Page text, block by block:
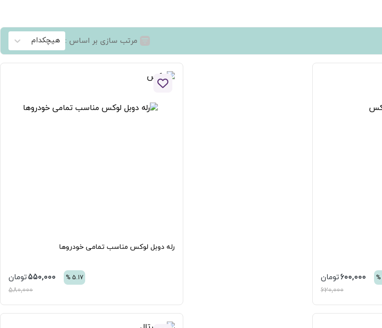
مرتب سازی بر اساس : هیچکدام
%
600,000تومان
620,000
افزودن به لیست علاقه مندی ها
رله دوبل لوکس مناسب تمامی خودروها
5.17
%
550,000تومان
580,000